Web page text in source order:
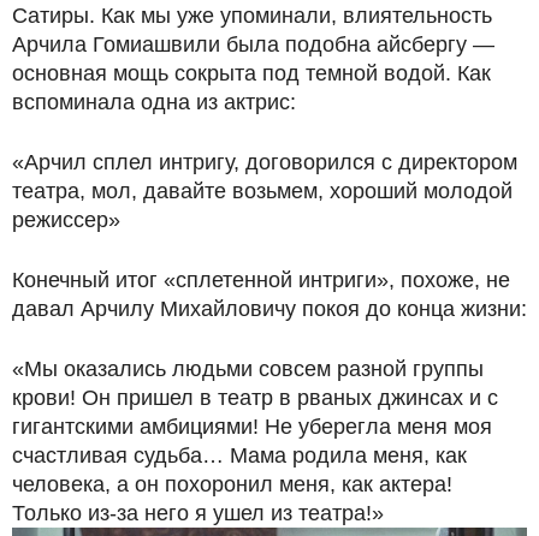
Сатиры. Как мы уже упоминали, влиятельность
Арчила Гомиашвили была подобна айсбергу —
основная мощь сокрыта под темной водой. Как
вспоминала одна из актрис:
«Арчил сплел интригу, договорился с директором
театра, мол, давайте возьмем, хороший молодой
режиссер»
Конечный итог «сплетенной интриги», похоже, не
давал Арчилу Михайловичу покоя до конца жизни:
«Мы оказались людьми совсем разной группы
крови! Он пришел в театр в рваных джинсах и с
гигантскими амбициями! Не уберегла меня моя
счастливая судьба… Мама родила меня, как
человека, а он похоронил меня, как актера!
Только из-за него я ушел из театра!»